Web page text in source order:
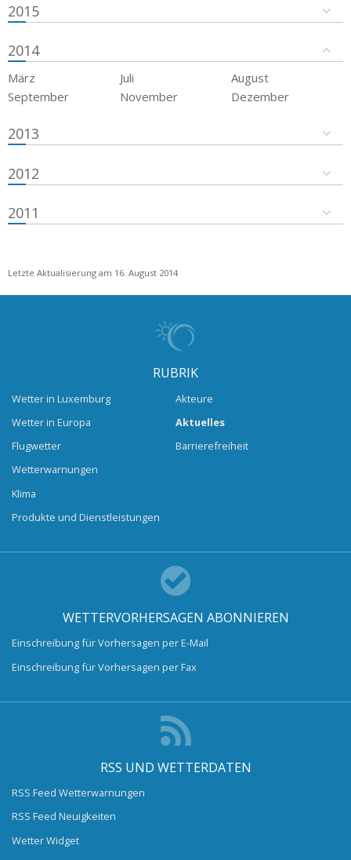
2015
2014
März Juli
August
September
November Dezember
2013
2012
2011
Letzte Aktualisierung am 16. August 2014
RUBRIK
Wetter in Luxemburg
Wetter in Europa
Flugwetter
Wetterwarnungen
Klima
Produkte und Dienstleistungen
Akteure
Aktuelles
Barrierefreiheit
WETTERVORHERSAGEN ABONNIEREN
Einschreibung für Vorhersagen per E-Mail
Einschreibung für Vorhersagen per Fax
RSS UND WETTERDATEN
RSS Feed Wetterwarnungen
RSS Feed Neuigkeiten
Wetter Widget